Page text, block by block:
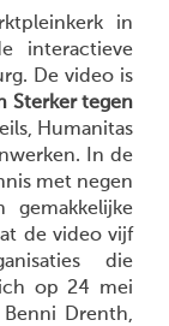
in
interactieve
De video is
Sterker tegen
Humanitas
In de
met negen
de video vijf
die
op 24 mei
Drenth,